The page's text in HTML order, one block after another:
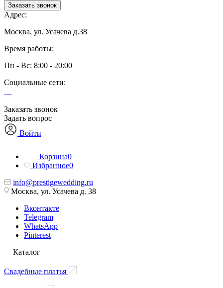
Заказать звонок
Адрес:
Москва, ул. Усачева д.38
Время работы:
Пн - Вс: 8:00 - 20:00
Социальные сети:
Заказать звонок
Задать вопрос
Войти
Корзина0
Избранное0
info@prestigewedding.ru
Москва, ул. Усачева д. 38
Вконтакте
Telegram
WhatsApp
Pinterest
Каталог
Свадебные платья